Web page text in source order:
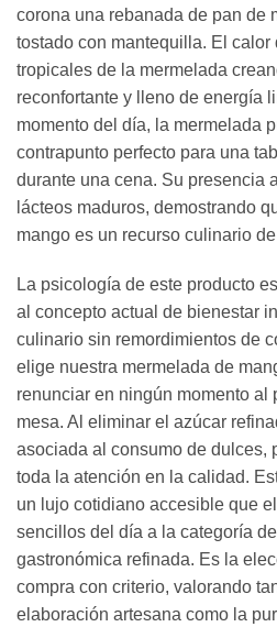
corona una rebanada de pan de
tostado con mantequilla. El
tropicales de la mermelada
reconfortante y lleno de energía
momento del día, la mermelada
contrapunto perfecto para una
durante una cena. Su presencia
lácteos maduros, demostrando
mango es un recurso culinario
La psicología de este producto
al concepto actual de bienestar
culinario sin remordimientos de
elige nuestra mermelada de
renunciar en ningún momento al
mesa. Al eliminar el azúcar
asociada al consumo de dulces,
toda la atención en la calidad.
un lujo cotidiano accesible que
sencillos del día a la categoría
gastronómica refinada. Es la
compra con criterio, valorando
elaboración artesana como la